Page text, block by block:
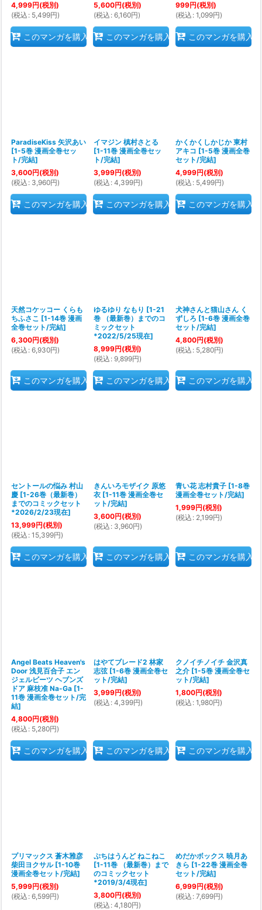
4,999円(税別)
(税込 : 5,499円)
このマンガを購入
5,600円(税別)
(税込 : 6,160円)
このマンガを購入
999円(税別)
(税込 : 1,099円)
このマンガを購入
ParadiseKiss 矢沢あい
[1-5巻 漫画全巻セッ
ト/完結]
3,600円(税別)
(税込 : 3,960円)
このマンガを購入
イマジン 槙村さとる
[1-11巻 漫画全巻セッ
ト/完結]
3,999円(税別)
(税込 : 4,399円)
このマンガを購入
かくかくしかじか 東村
アキコ [1-5巻 漫画全巻
セット/完結]
4,999円(税別)
(税込 : 5,499円)
このマンガを購入
天然コケッコー くらも
ちふさこ [1-14巻 漫画
全巻セット/完結]
6,300円(税別)
(税込 : 6,930円)
このマンガを購入
ゆるゆり なもり [1-21
巻 （最新巻）までのコ
ミックセット
*2022/5/25現在]
8,999円(税別)
(税込 : 9,899円)
このマンガを購入
犬神さんと猫山さん く
ずしろ [1-6巻 漫画全巻
セット/完結]
4,800円(税別)
(税込 : 5,280円)
このマンガを購入
セントールの悩み 村山
慶 [1-26巻（最新巻）
までのコミックセット
*2026/2/23現在]
13,999円(税別)
(税込 : 15,399円)
このマンガを購入
きんいろモザイク 原悠
衣 [1-11巻 漫画全巻セ
ット/完結]
3,600円(税別)
(税込 : 3,960円)
このマンガを購入
青い花 志村貴子 [1-8巻
漫画全巻セット/完結]
1,999円(税別)
(税込 : 2,199円)
このマンガを購入
Angel Beats Heaven's
Door 浅見百合子 エン
ジェルビーツ ヘブンズ
ドア 麻枝准 Na-Ga [1-
11巻 漫画全巻セット/完
結]
4,800円(税別)
(税込 : 5,280円)
このマンガを購入
はやてブレード2 林家
志弦 [1-6巻 漫画全巻セ
ット/完結]
3,999円(税別)
(税込 : 4,399円)
このマンガを購入
クノイチノイチ 金沢真
之介 [1-5巻 漫画全巻セ
ット/完結]
1,800円(税別)
(税込 : 1,980円)
このマンガを購入
プリマックス 蒼木雅彦
柴田ヨクサル [1-10巻
漫画全巻セット/完結]
5,999円(税別)
(税込 : 6,599円)
ぷちはうんど ねこねこ
[1-11巻 （最新巻）まで
のコミックセット
*2019/3/4現在]
3,800円(税別)
(税込 : 4,180円)
めだかボックス 暁月あ
きら [1-22巻 漫画全巻
セット/完結]
6,999円(税別)
(税込 : 7,699円)